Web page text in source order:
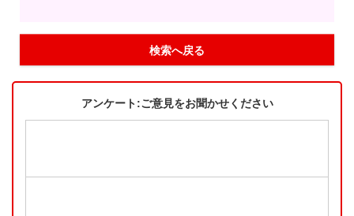
検索へ戻る
アンケート:ご意見をお聞かせください